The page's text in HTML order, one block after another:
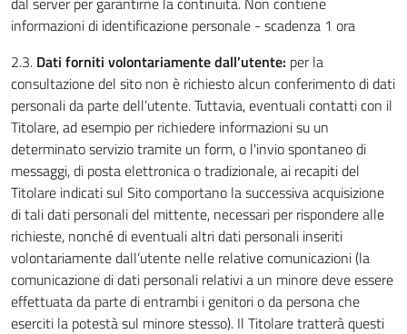
informazioni di identificazione personale - scadenza 1 ora
2.3. Dati forniti volontariamente dall’utente: per la
consultazione del sito non è richiesto alcun conferimento di dati
personali da parte dell’utente. Tuttavia, eventuali contatti con il
Titolare, ad esempio per richiedere informazioni su un
determinato servizio tramite un form, o l'invio spontaneo di
messaggi, di posta elettronica o tradizionale, ai recapiti del
Titolare indicati sul Sito comportano la successiva acquisizione
di tali dati personali del mittente, necessari per rispondere alle
richieste, nonché di eventuali altri dati personali inseriti
volontariamente dall’utente nelle relative comunicazioni (la
comunicazione di dati personali relativi a un minore deve essere
effettuata da parte di entrambi i genitori o da persona che
eserciti la potestà sul minore stesso). Il Titolare tratterà questi